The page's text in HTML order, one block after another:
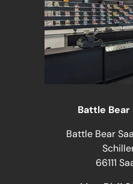
Battle
Battle Bear
66111